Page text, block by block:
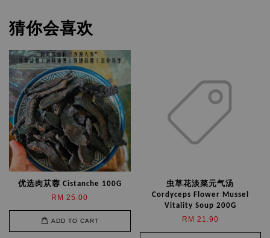
猜你会喜欢
优选肉苁蓉 Cistanche 100G
RM 25.00
ADD TO CART
虫草花淡菜元气汤
Cordyceps Flower Mussel
Vitality Soup 200G
RM 21.90